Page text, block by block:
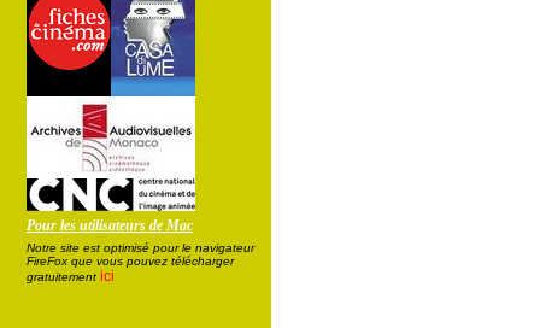
Pour les utilisateurs de Mac
Notre site est optimisé pour le navigateur
FireFox que vous pouvez télécharger
gratuitement ici